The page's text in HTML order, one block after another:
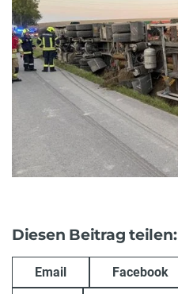
Diesen Beitrag teilen:
Email Facebook